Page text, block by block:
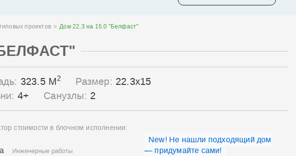
проектов Дом 22,3 на 15,0 "Белфаст"
323.5 М2 Размер: 22.3x15
4+ Санузлы: 2
стоимости в блочном исполнении:
New! Не нашли подходящий дом
— придумайте сами!
Инженерные работы